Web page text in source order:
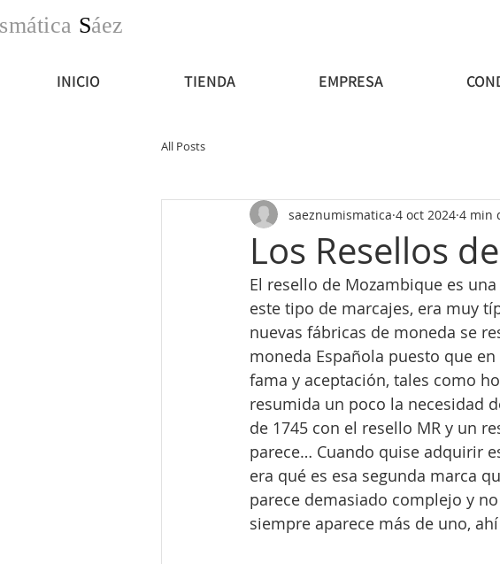
Sáez
INICIO TIENDA EMPRESA
All Posts
Los Resellos
saeznumismatica 4 oct 2024 4 min
El resello de Mozambique es
este tipo de marcajes, era muy
nuevas fábricas de moneda se
moneda Española puesto que
fama y aceptación, tales como
resumida un poco la necesidad
de 1745 con el resello MR y un
parece… Cuando quise adquirir
era qué es esa segunda marca
parece demasiado complejo y
siempre aparece más de uno,